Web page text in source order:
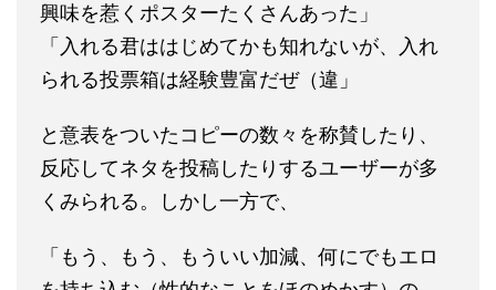
興味を惹くポスターたくさんあった」
「入れる君ははじめてかも知れないが、入れ
と意表をついたコピーの数々を称賛したり、
反応してネタを投稿したりするユーザーが多
くみられる。しかし一方で、
「もう、もう、もういい加減、何にでもエロ